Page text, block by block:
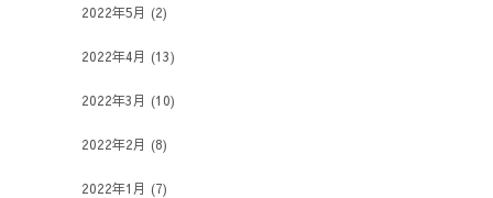
2022年5月 (2)
2022年4月 (13)
2022年3月 (10)
2022年2月 (8)
2022年1月 (7)